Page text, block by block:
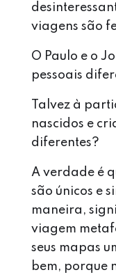
viagens são
O Paulo e o
pessoais
Talvez à
nascidos e
diferentes?
A verdade é
são únicos e
maneira,
viagem
seus mapas
bem, porque